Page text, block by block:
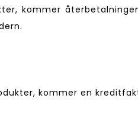
kommer
kommer en